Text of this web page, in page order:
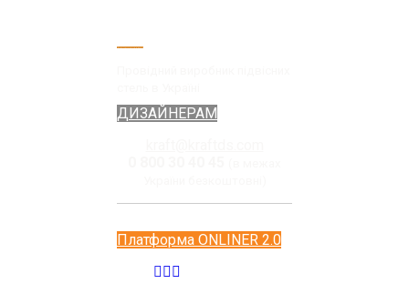
ДИЗАЙНЕРАМ
Платформа ONLINER 2.0